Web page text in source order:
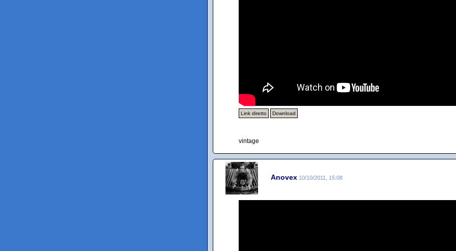
Link diretto Download
vintage
Anovex 10/10/2011, 15:08